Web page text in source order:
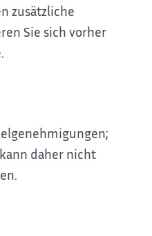
zusätzliche
Sie sich vorher
daher nicht